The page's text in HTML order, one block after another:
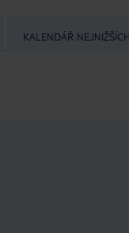
KALENDÁŘ